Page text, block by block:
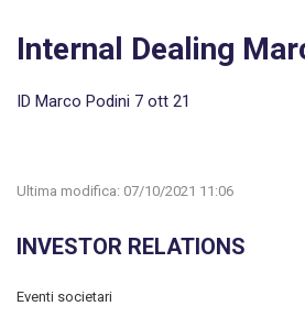
Internal Dealing
ID Marco Podini 7 ott 21
Ultima modifica: 07/10/2021 11:06
INVESTOR RELATIONS
Eventi societari